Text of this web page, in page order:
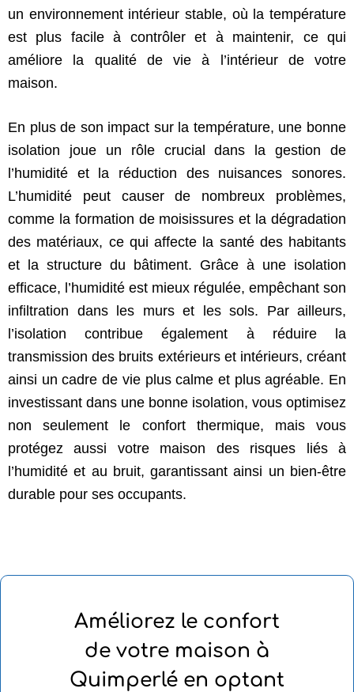
un environnement intérieur stable, où la température
est plus facile à contrôler et à maintenir, ce qui
améliore la qualité de vie à l’intérieur de votre
maison.
En plus de son impact sur la température, une bonne
isolation joue un rôle crucial dans la gestion de
l’humidité et la réduction des nuisances sonores.
L’humidité peut causer de nombreux problèmes,
comme la formation de moisissures et la dégradation
des matériaux, ce qui affecte la santé des habitants
et la structure du bâtiment. Grâce à une isolation
efficace, l’humidité est mieux régulée, empêchant son
infiltration dans les murs et les sols. Par ailleurs,
l’isolation contribue également à réduire la
transmission des bruits extérieurs et intérieurs, créant
ainsi un cadre de vie plus calme et plus agréable. En
investissant dans une bonne isolation, vous optimisez
non seulement le confort thermique, mais vous
protégez aussi votre maison des risques liés à
l’humidité et au bruit, garantissant ainsi un bien-être
durable pour ses occupants.
Améliorez le confort
de votre maison à
Quimperlé en optant